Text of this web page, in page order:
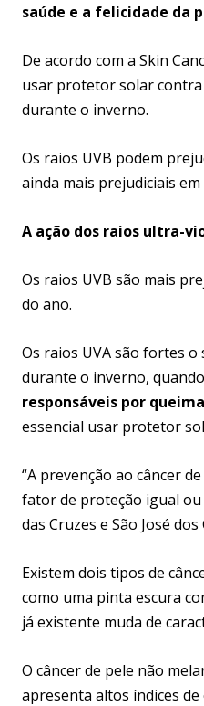
saúde e a felicidade da
De acordo com a Skin
usar protetor solar contra
durante o inverno.
Os raios UVB podem
ainda mais prejudiciais
A ação dos raios ultra-
Os raios UVB são mais
do ano.
Os raios UVA são fortes
durante o inverno,
responsáveis por
essencial usar protetor
“A prevenção ao câncer
fator de proteção igual ou
das Cruzes e São José
Existem dois tipos de
como uma pinta escura
já existente muda de
O câncer de pele não
apresenta altos índices